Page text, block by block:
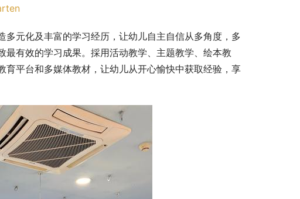
多元化及丰富的学习经历，让幼儿自主自信从多角度，多
有效的学习成果。採用活动教学、主题教学、绘本教
平台和多媒体教材，让幼儿从开心愉快中获取经验，享